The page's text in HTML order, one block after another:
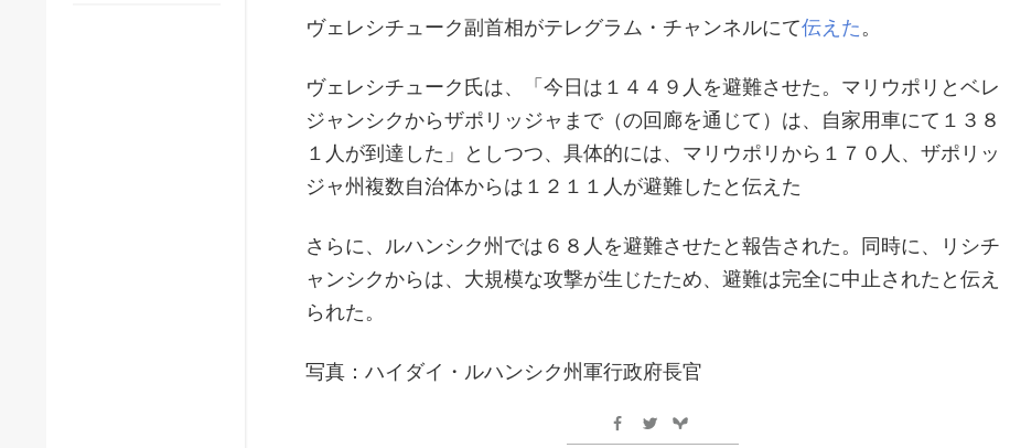
ヴェレシチューク副首相がテレグラム・チャンネルにて伝えた 。
ヴェレシチューク氏は、「今日は１４４９人を避難させた。マリウポリとベレ
ジャンシクからザポリッジャまで（の回廊を通じて）は、自家用車にて１３８
１人が到達した」としつつ、具体的には、マリウポリから１７０人、ザポリッ
ジャ州複数自治体からは１２１１人が避難したと伝えた
さらに、ルハンシク州では６８人を避難させたと報告された。同時に、リシチ
ャンシクからは、大規模な攻撃が生じたため、避難は完全に中止されたと伝え
られた。
写真：ハイダイ・ルハンシク州軍行政府長官